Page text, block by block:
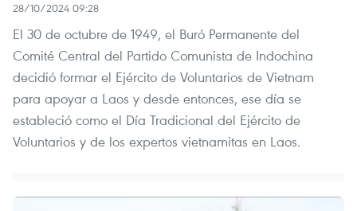
28/10/2024 09:28
El 30 de octubre de 1949, el Buró Permanente del
Comité Central del Partido Comunista de Indochina
decidió formar el Ejército de Voluntarios de Vietnam
para apoyar a Laos y desde entonces, ese día se
estableció como el Día Tradicional del Ejército de
Voluntarios y de los expertos vietnamitas en Laos.